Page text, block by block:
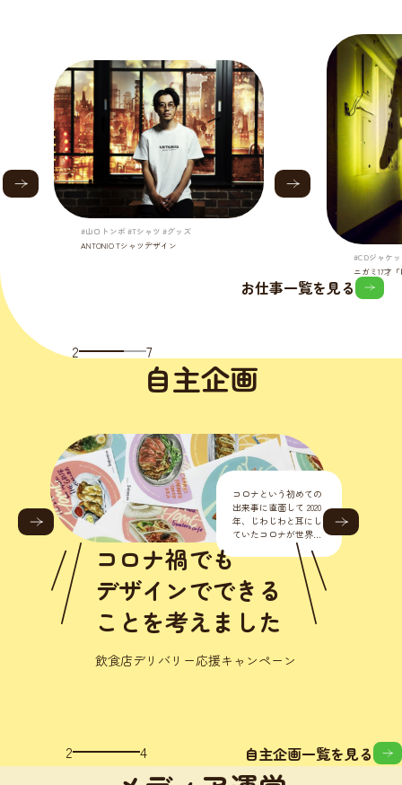
#山口トンボ #Tシャツ #グッズ
ANTONIO Tシャツデザイン
#CDジャケ
ニガミ17才
2 7
お仕事一覧を見る
自主企画
コロナという初めての
出来事に直面して 2020
年、じわじわと耳にし
ていたコロナが世界的
に流行り始めました。
正直こんな様々なとこ
ろに影響が出るなんて
思いもし
コロナ禍でも
デザインでできる
ことを考えました
飲食店デリバリー応援キャンペーン
2 4 自主企画一覧を見る